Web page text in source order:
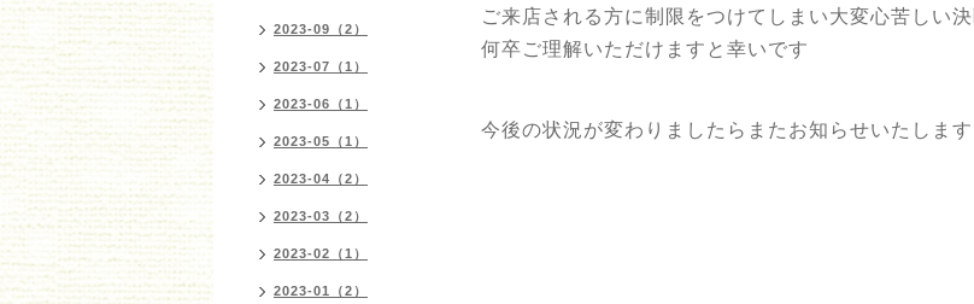
ご来店される方に制限をつけてしまい大変心苦しい
何卒ご理解いただけますと幸いです
今後の状況が変わりましたらまたお知らせいたします
2023-09（2）
2023-07（1）
2023-06（1）
2023-05（1）
2023-04（2）
2023-03（2）
2023-02（1）
2023-01（2）